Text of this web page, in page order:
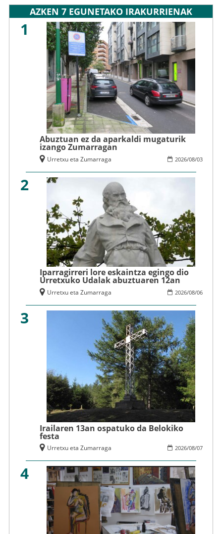
AZKEN 7 EGUNETAKO IRAKURRIENAK
1
Abuztuan ez da aparkaldi mugaturik
izango Zumarragan
2026/08/03
Urretxu eta Zumarraga
2
Iparragirreri lore eskaintza egingo dio
Urretxuko Udalak abuztuaren 12an
2026/08/06
Urretxu eta Zumarraga
3
Irailaren 13an ospatuko da Belokiko
festa
2026/08/07
Urretxu eta Zumarraga
4